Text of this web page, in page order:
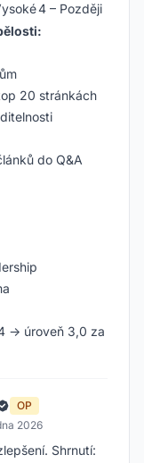
4 – Později
20 stránkách
do Q&A
→ úroveň 3,0 za
OP
2026
Shrnutí: